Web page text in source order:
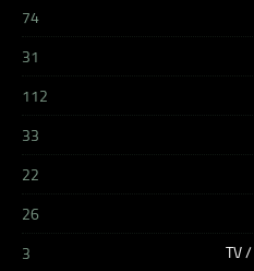
74
31
112
33
22
26
3